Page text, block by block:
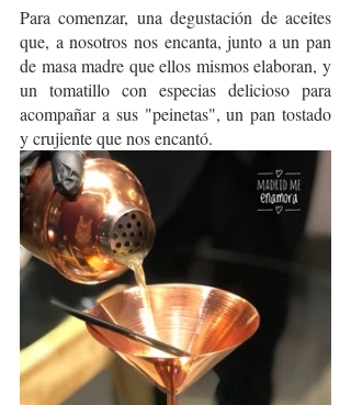
Para comenzar, una degustación de aceites
que, a nosotros nos encanta, junto a un pan
de masa madre que ellos mismos elaboran, y
un tomatillo con especias delicioso para
acompañar a sus "peinetas", un pan tostado
y crujiente que nos encantó.